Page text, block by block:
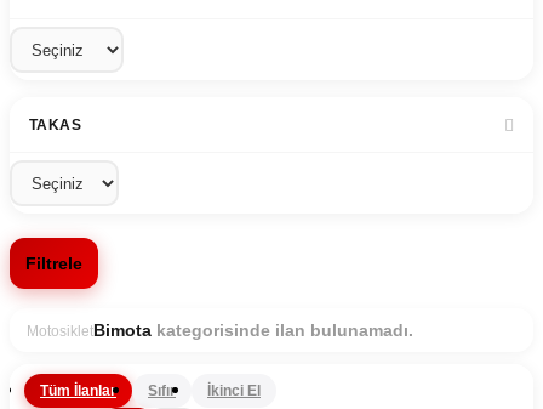
TAKAS
Filtrele
Motosiklet Bimota kategorisinde ilan bulunamadı.
Tüm İlanlar Sıfır İkinci El